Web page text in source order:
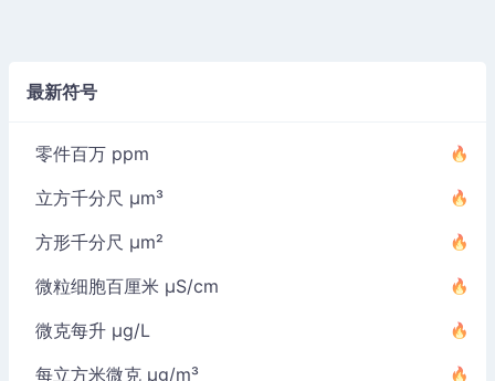
最新符号
零件百万 ppm
立方千分尺 µm³
方形千分尺 µm²
微粒细胞百厘米 µS/cm
微克每升 µg/L
每立方米微克 µg/m³